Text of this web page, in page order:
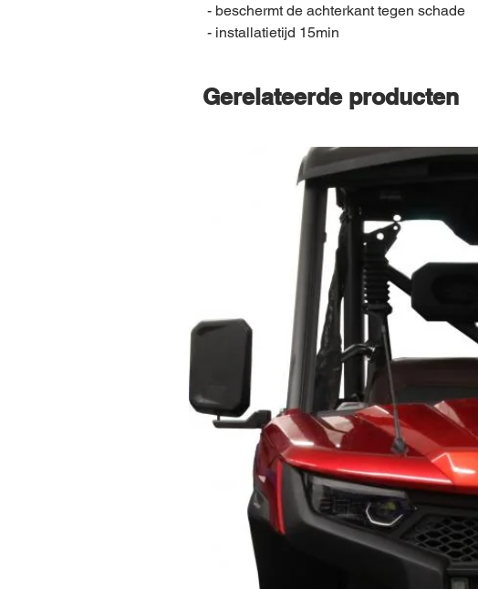
- beschermt de achterkant tegen schade
- installatietijd 15min
Gerelateerde producten